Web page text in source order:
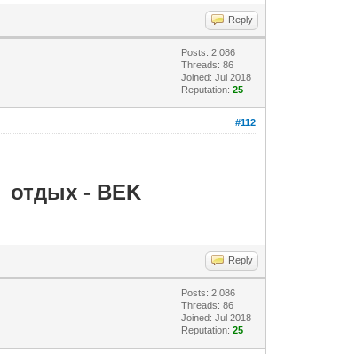
Reply
Posts: 2,086
Threads: 86
Joined: Jul 2018
Reputation:25
#112
отдых - BEK
Reply
Posts: 2,086
Threads: 86
Joined: Jul 2018
Reputation:25